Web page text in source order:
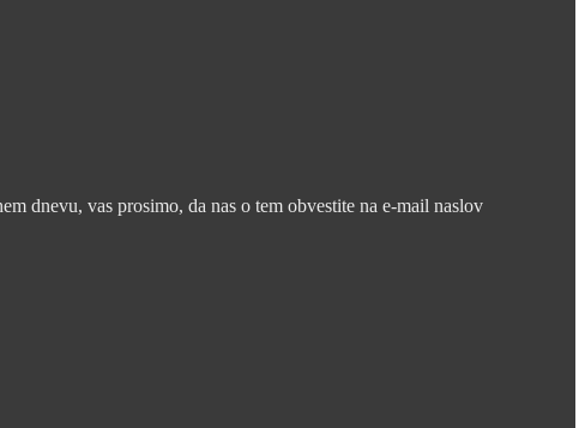
dnevu, vas prosimo, da nas o tem obvestite na e-mail naslov